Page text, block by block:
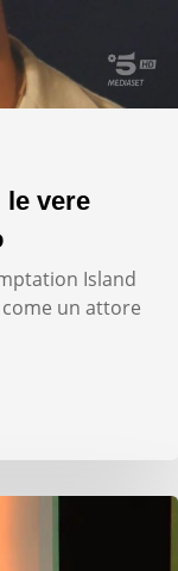
le vere
Island
un attore